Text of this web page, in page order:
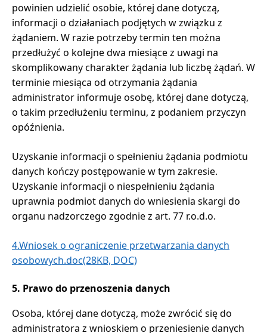
powinien udzielić osobie, której dane dotyczą,
informacji o działaniach podjętych w związku z
żądaniem. W razie potrzeby termin ten można
przedłużyć o kolejne dwa miesiące z uwagi na
skomplikowany charakter żądania lub liczbę żądań. W
terminie miesiąca od otrzymania żądania
administrator informuje osobę, której dane dotyczą,
o takim przedłużeniu terminu, z podaniem przyczyn
opóźnienia.
Uzyskanie informacji o spełnieniu żądania podmiotu
danych kończy postępowanie w tym zakresie.
Uzyskanie informacji o niespełnieniu żądania
uprawnia podmiot danych do wniesienia skargi do
organu nadzorczego zgodnie z art. 77 r.o.d.o.
4.Wniosek o ograniczenie przetwarzania danych
osobowych.doc(28KB, DOC)
5. Prawo do przenoszenia danych
Osoba, której dane dotyczą, może zwrócić się do
administratora z wnioskiem o przeniesienie danych